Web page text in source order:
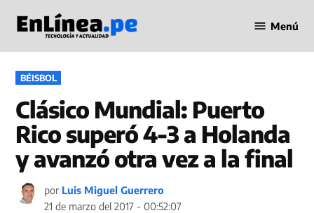
contenido
en Línea
Menú
PUBLICADO
EN
BÉISBOL
Clásico Mundial: Puerto
Rico superó 4-3 a Holanda
y avanzó otra vez a la final
por Luis Miguel Guerrero
21 de marzo del 2017 - 00:52:07